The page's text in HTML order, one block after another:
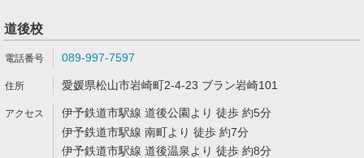
道後校
089-997-7597
愛媛県松山市岩崎町2-4-23 ブラン岩崎101
伊予鉄道市駅線 道後公園より 徒歩 約5分
伊予鉄道市駅線 南町より 徒歩 約7分
伊予鉄道市駅線 道後温泉より 徒歩 約8分